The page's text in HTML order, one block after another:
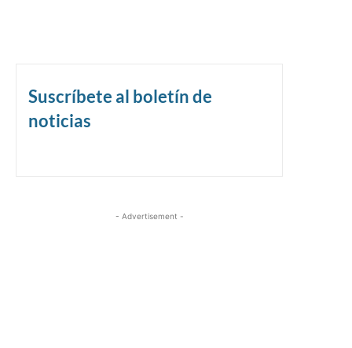
Suscríbete al boletín de
noticias
- Advertisement -